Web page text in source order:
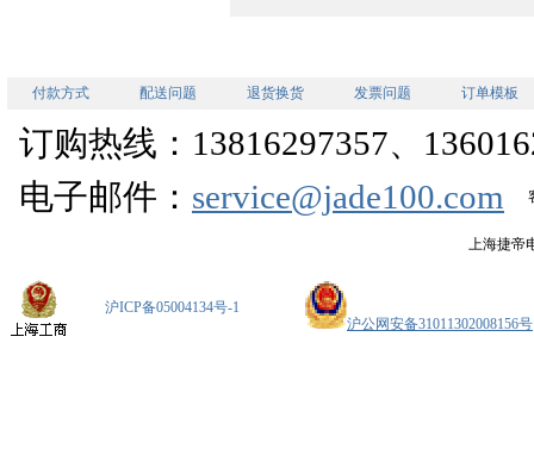
付款方式 配送问题 退货换货 发票问题 订单模板
订购热线：13816297357、
电子邮件： service@jade100.com
上海捷帝
沪ICP备05004134号-1
沪公网安备31011302008156号